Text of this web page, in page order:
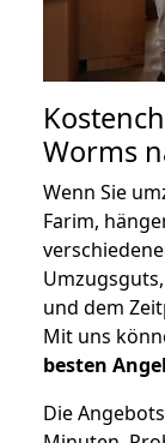
Worms
Wenn Sie
Farim,
und dem
Mit uns
besten
Die